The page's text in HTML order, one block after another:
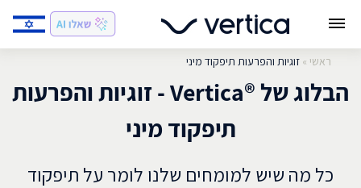
ראשי »זוגיות והפרעות תיפקוד מיני
הבלוג של ®Vertica - זוגיות והפרעות
תיפקוד מיני
כל מה שיש למומחים שלנו לומר על תיפקוד